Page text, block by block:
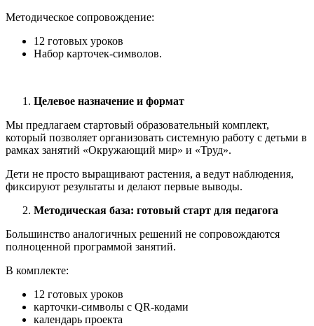
Методическое сопровождение:
12 готовых уроков
Набор карточек-символов.
Целевое назначение и формат
Мы предлагаем стартовый образовательный комплект,
который позволяет организовать системную работу с детьми в
рамках занятий «Окружающий мир» и «Труд».
Дети не просто выращивают растения, а ведут наблюдения,
фиксируют результаты и делают первые выводы.
Методическая база: готовый старт для педагога
Большинство аналогичных решений не сопровождаются
полноценной программой занятий.
В комплекте:
12 готовых уроков
карточки-символы с QR-кодами
календарь проекта